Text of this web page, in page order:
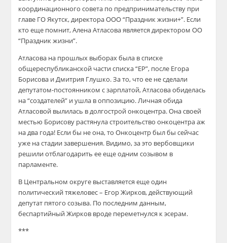
координационного совета по предпринимательству при
главе ГО Якутск, директора ООО “Праздник жизни+”. Если
кто еще помнит, Алена Атласова является директором ОО
“Праздник жизни”.
Атласова на прошлых выборах была в списке
общереспубликанской части списка “ЕР”, после Егора
Борисова и Дмитрия Глушко. За то, что ее не сделали
депутатом-постоянником с зарплатой, Атласова обиделась
на “создателей” и ушла в оппозицию. Личная обида
Атласовой вылилась в долгострой онкоцентра. Она своей
местью Борисову растянула строительство онкоцентра аж
на два года! Если бы не она, то Онкоцентр был бы сейчас
уже на стадии завершения. Видимо, за это вербовщики
решили отблагодарить ее еще одним созывом в
парламенте.
В Центральном округе выставляется еще один
политический тяжеловес – Егор Жирков, действующий
депутат пятого созыва. По последним данным,
беспартийный Жирков вроде переметнулся к эсерам.
***